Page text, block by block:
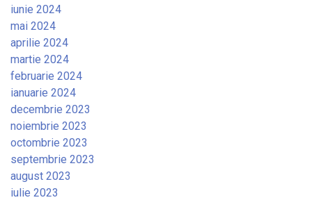
iunie 2024
mai 2024
aprilie 2024
martie 2024
februarie 2024
ianuarie 2024
decembrie 2023
noiembrie 2023
octombrie 2023
septembrie 2023
august 2023
iulie 2023